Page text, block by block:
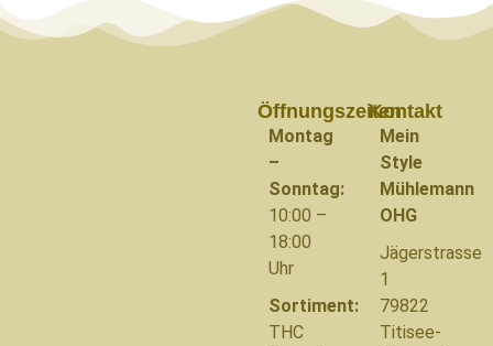
Kontakt
Mein
Style
Mühlemann
OHG
Jägerstrasse
1
79822
Titisee-
Öffnungszeiten
Montag
–
Sonntag:
10:00 –
18:00
Uhr
Sortiment:
THC